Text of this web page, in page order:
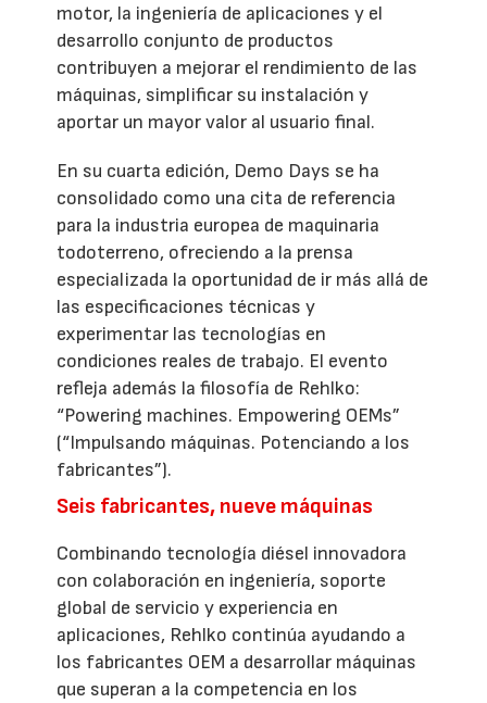
motor, la ingeniería de aplicaciones y el
desarrollo conjunto de productos
contribuyen a mejorar el rendimiento de las
máquinas, simplificar su instalación y
aportar un mayor valor al usuario final.
En su cuarta edición, Demo Days se ha
consolidado como una cita de referencia
para la industria europea de maquinaria
todoterreno, ofreciendo a la prensa
especializada la oportunidad de ir más allá de
las especificaciones técnicas y
experimentar las tecnologías en
condiciones reales de trabajo. El evento
refleja además la filosofía de Rehlko:
“Powering machines. Empowering OEMs”
(“Impulsando máquinas. Potenciando a los
fabricantes”).
Seis fabricantes, nueve máquinas
Combinando tecnología diésel innovadora
con colaboración en ingeniería, soporte
global de servicio y experiencia en
aplicaciones, Rehlko continúa ayudando a
los fabricantes OEM a desarrollar máquinas
que superan a la competencia en los